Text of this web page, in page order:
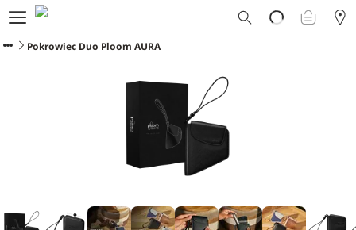
Dlaczego Ploom?
SklepPokrowiec Duo Ploom AURA